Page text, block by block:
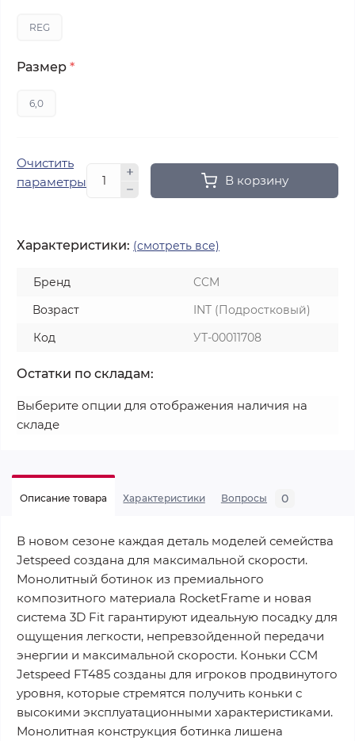
REG
Размер *
6,0
Очистить
параметры
В корзину
Характеристики: (смотреть все)
Бренд
CCM
Возраст
INT (Подростковый)
Код
УТ-00011708
Остатки по складам:
Выберите опции для отображения наличия на
складе
Описание товара Характеристики Вопросы 0
В новом сезоне каждая деталь моделей семейства
Jetspeed создана для максимальной скорости.
Монолитный ботинок из премиального
композитного материала RocketFrame и новая
система 3D Fit гарантируют идеальную посадку для
ощущения легкости, непревзойденной передачи
энергии и максимальной скорости. Коньки CCM
Jetspeed FT485 созданы для игроков продвинутого
уровня, которые стремятся получить коньки с
высокими эксплуатационными характеристиками.
Монолитная конструкция ботинка лишена